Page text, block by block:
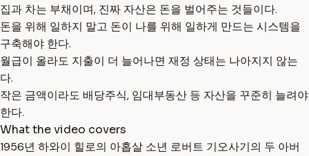
집과 차는 부채이며, 진짜 자산은 돈을 벌어주는 것들이다.
돈을 위해 일하지 말고 돈이 나를 위해 일하게 만드는 시스템을
구축해야 한다.
월급이 올라도 지출이 더 늘어나면 재정 상태는 나아지지 않는
다.
작은 금액이라도 배당주식, 임대부동산 등 자산을 꾸준히 늘려야
한다.
What the video covers
1956년 하와이 힐로의 아홉살 소년 로버트 기오사기의 두 아버